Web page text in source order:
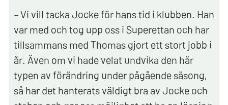
– Vi vill tacka Jocke för hans tid i klubben. Han
var med och tog upp oss i Superettan och har
tillsammans med Thomas gjort ett stort jobb i
år. Även om vi hade velat undvika den här
typen av förändring under pågående säsong,
så har det hanterats väldigt bra av Jocke och